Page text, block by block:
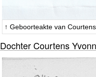
↑ Geboorteakte van
Dochter Courtens